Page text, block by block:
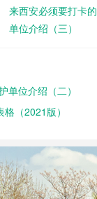
来西安必须要打卡
单位介绍（三）
位介绍（二）
（2021版）